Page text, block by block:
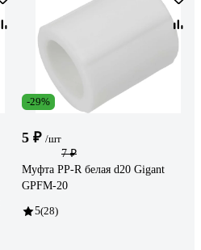
-29%
5 ₽ /шт
7 ₽
Муфта PP-R белая d20 Gigant
GPFM-20
5(28)